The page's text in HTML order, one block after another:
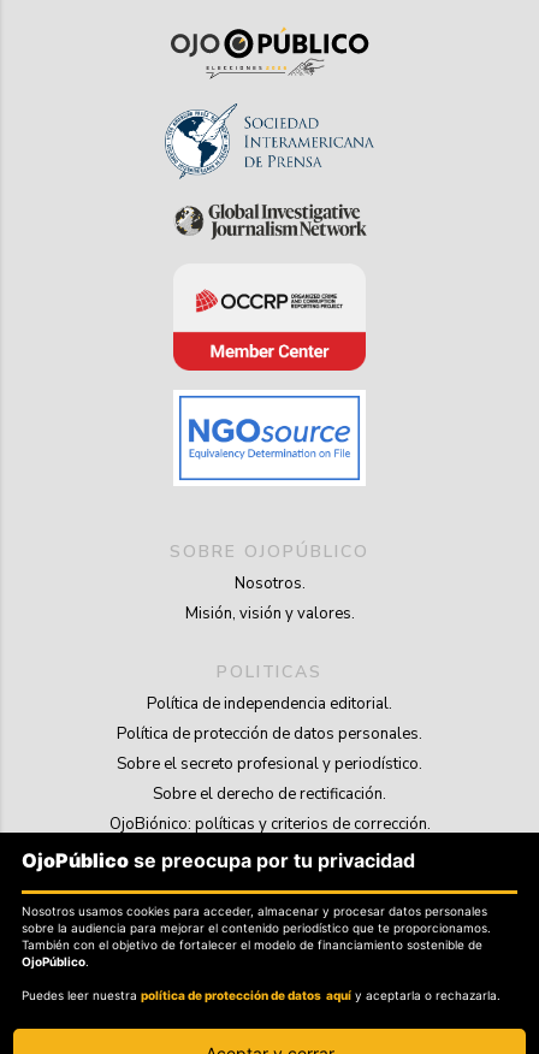
SOBRE OJOPÚBLICO
Nosotros.
Misión, visión y valores.
POLITICAS
Política de independencia editorial.
Política de protección de datos personales.
Sobre el secreto profesional y periodístico.
Sobre el derecho de rectificación.
OjoBiónico: políticas y criterios de corrección.
Sobre libertad de información frente a pedidos de retiro de contenidos.
SOSTENIBILIDAD
La Tienda de OjoPúblico.
OjoLab.
OjoPúblico se preocupa por tu privacidad
Nosotros usamos cookies para acceder, almacenar y procesar datos personales
sobre la audiencia para mejorar el contenido periodístico que te proporcionamos.
También con el objetivo de fortalecer el modelo de financiamiento sostenible de
OjoPúblico.
Puedes leer nuestrapolítica de protección de datos aquí y aceptarla o rechazarla.